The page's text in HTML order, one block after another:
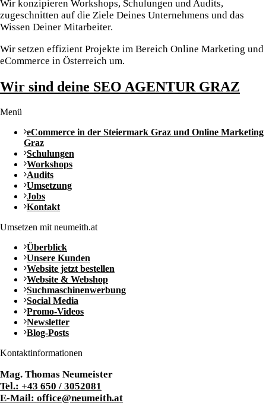
Wir konzipieren Workshops, Schulungen und Audits,
zugeschnitten auf die Ziele Deines Unternehmens und das
Wissen Deiner Mitarbeiter.
Wir setzen effizient Projekte im Bereich Online Marketing und
eCommerce in Österreich um.
Wir sind deine SEO AGENTUR GRAZ
Menü
eCommerce in der Steiermark Graz und Online Marketing
Graz
Schulungen
Workshops
Audits
Umsetzung
Jobs
Kontakt
Umsetzen mit neumeith.at
Überblick
Unsere Kunden
Website jetzt bestellen
Website & Webshop
Suchmaschinenwerbung
Social Media
Promo-Videos
Newsletter
Blog-Posts
Kontaktinformationen
Mag. Thomas Neumeister
Tel.: +43 650 / 3052081
E-Mail: office@neumeith.at